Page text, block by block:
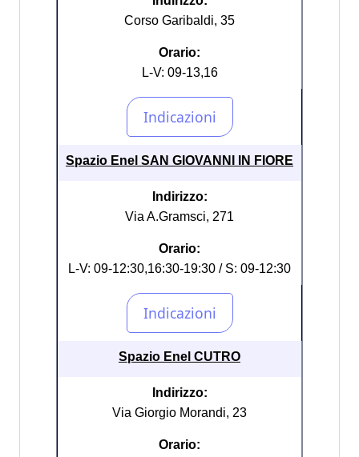
Corso Garibaldi, 35
Orario:
L-V: 09-13,16
Spazio Enel SAN GIOVANNI IN FIORE
Indirizzo:
Via A.Gramsci, 271
Orario:
L-V: 09-12:30,16:30-19:30 / S: 09-12:30
Spazio Enel CUTRO
Indirizzo:
Via Giorgio Morandi, 23
Orario: